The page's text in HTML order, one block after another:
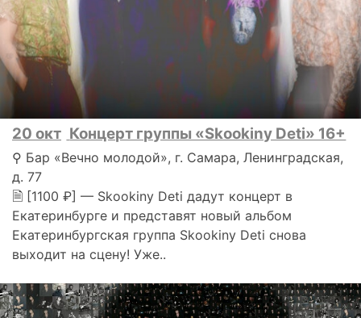
20 окт Концерт группы «Skookiny Deti» 16+
⚲ Бар «Вечно молодой», г. Самара, Ленинградская,
д. 77
🗎 [1100 ₽] — Skookiny Deti дадут концерт в
Екатеринбурге и представят новый альбом
Екатеринбургская группа Skookiny Deti снова
выходит на сцену! Уже..